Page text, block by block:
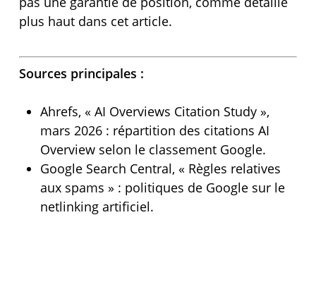
plus haut dans cet article.
Sources principales :
Ahrefs, « AI Overviews Citation Study »,
mars 2026 : répartition des citations AI
Overview selon le classement Google.
Google Search Central, « Règles relatives
aux spams » : politiques de Google sur le
netlinking artificiel.